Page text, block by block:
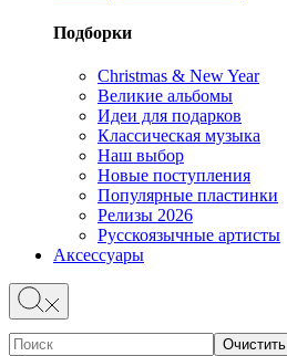
Подборки
Christmas & New Year
Великие альбомы
Идеи для подарков
Классическая музыка
Наш выбор
Новые поступления
Популярные пластинки
Релизы 2026
Русскоязычные артисты
Аксессуары
Очистить